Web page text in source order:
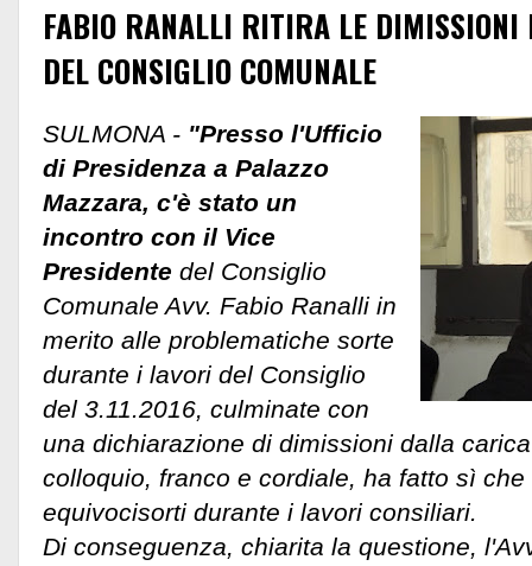
FABIO RANALLI RITIRA LE DIMISSIONI
DEL CONSIGLIO COMUNALE
SULMONA - "Presso l'Ufficio
di Presidenza a Palazzo
Mazzara, c'è stato un
incontro con il Vice
Presidente del Consiglio
Comunale Avv. Fabio Ranalli in
merito alle problematiche sorte
durante i lavori del Consiglio
del 3.11.2016, culminate con
una dichiarazione di dimissioni dalla
colloquio, franco e cordiale, ha fatto sì
equivocisorti durante i lavori consiliari.
Di conseguenza, chiarita la questione,